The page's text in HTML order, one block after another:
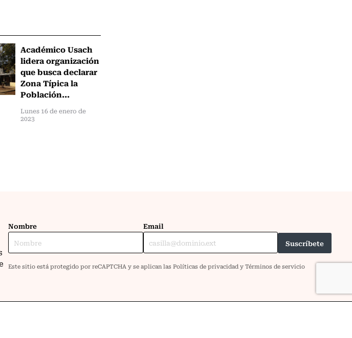
Académico Usach
lidera organización
que busca declarar
Zona Típica la
Población...
Lunes 16 de enero de
2023